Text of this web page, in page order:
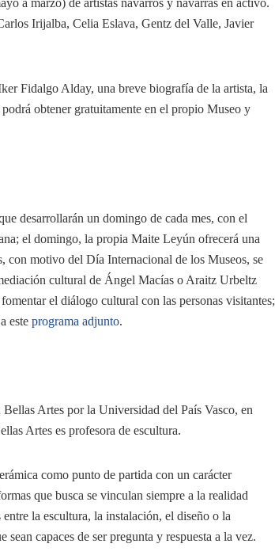
Irijalba, Celia Eslava, Gentz del Valle, Javier
Fidalgo Alday, una breve biografía de la artista, la
obtener gratuitamente en el propio Museo y
desarrollarán un domingo de cada mes, con el
el domingo, la propia Maite Leyún ofrecerá una
con motivo del Día Internacional de los Museos, se
cultural de Ángel Macías o Araitz Urbeltz
el diálogo cultural con las personas visitantes;
esteprograma adjunto.
Artes por la Universidad del País Vasco, en
Artes es profesora de escultura.
como punto de partida con un carácter
que busca se vinculan siempre a la realidad
la escultura, la instalación, el diseño o la
capaces de ser pregunta y respuesta a la vez.